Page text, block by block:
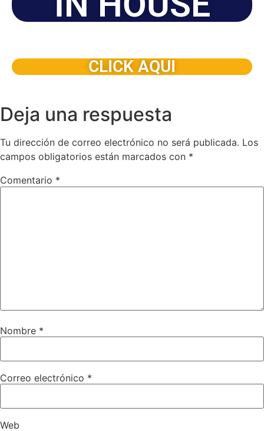
CLICK AQUI
Deja una respuesta
Tu dirección de correo electrónico no será publicada. Los
campos obligatorios están marcados con *
Comentario *
Nombre *
Correo electrónico *
Web